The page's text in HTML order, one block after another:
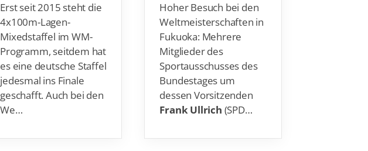
Erst seit 2015 steht die
4x100m-Lagen-
Mixedstaffel im WM-
Programm, seitdem hat
es eine deutsche Staffel
jedesmal ins Finale
geschafft. Auch bei den
We…
Hoher Besuch bei den
Weltmeisterschaften in
Fukuoka: Mehrere
Mitglieder des
Sportausschusses des
Bundestages um
dessen Vorsitzenden
Frank Ullrich (SPD…